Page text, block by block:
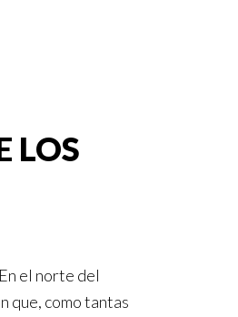
LOS
el norte del
que, como tantas